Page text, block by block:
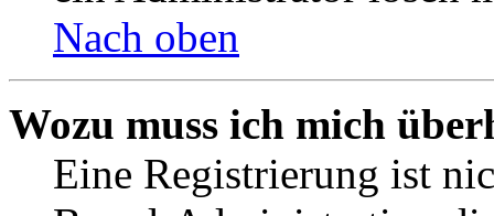
Nach oben
Wozu muss ich mich
Eine Registrierung ist